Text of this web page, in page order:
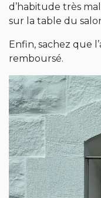
d’habitude très
sur la table du
Enfin, sachez que
remboursé.